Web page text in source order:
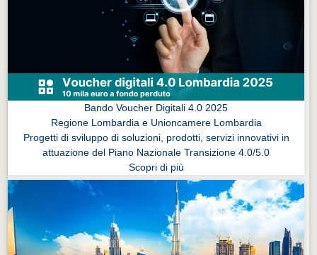
Eventi Vigevano
Eventi Pavia
Bando Voucher Digitali 4.0 2025
Regione Lombardia e Unioncamere Lombardia
Progetti di sviluppo di soluzioni, prodotti, servizi innovativi in
attuazione del Piano Nazionale Transizione 4.0/5.0
Scopri di più